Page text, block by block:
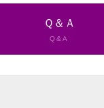
Ｑ＆Ａ
Q&A